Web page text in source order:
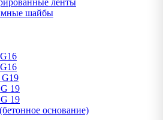
шайбы
19
19
основание)